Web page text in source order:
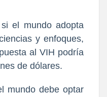
el mundo adopta
y enfoques,
al VIH podría
de dólares.
mundo debe optar